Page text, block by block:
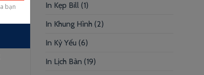
In Kẹp Bill (1)
In Khung Hình (2)
In Kỷ Yếu (6)
In Lịch Bàn (19)